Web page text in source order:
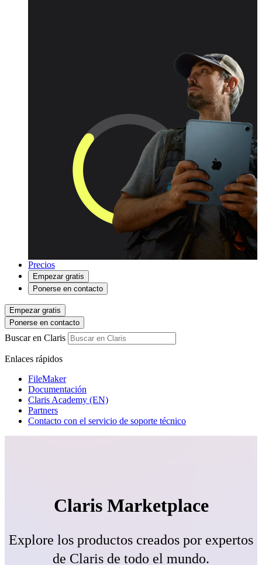
Precios
Empezar gratis
Ponerse en contacto
Empezar gratis
Ponerse en contacto
Buscar en Claris
Enlaces rápidos
FileMaker
Documentación
Claris Academy (EN)
Partners
Contacto con el servicio de soporte técnico
Claris Marketplace
Explore los productos creados por expertos
de Claris de todo el mundo.